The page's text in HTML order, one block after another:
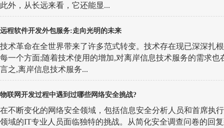
此外，从长远来看，它还能显...
远程软件开发外包服务:走向光明的未来
技术革命在全世界带来了许多范式转变。技术存在现已深深扎
每一个方面;随着技术使用的增加,对离岸信息技术服务的需求也
言之,离岸信息技术服务...
物联网开发过程中遇到过哪些网络安全挑战?
在不断变化的网络安全领域，包括信息安全分析人员和首席执
领域的IT专业人员面临独特的挑战。从简化安全调查问卷的回